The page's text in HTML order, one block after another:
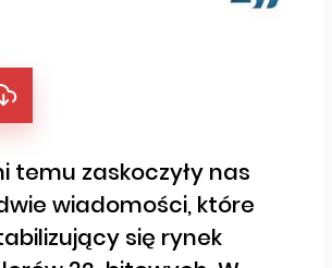
temu zaskoczyły nas
wiadomości, które
się rynek